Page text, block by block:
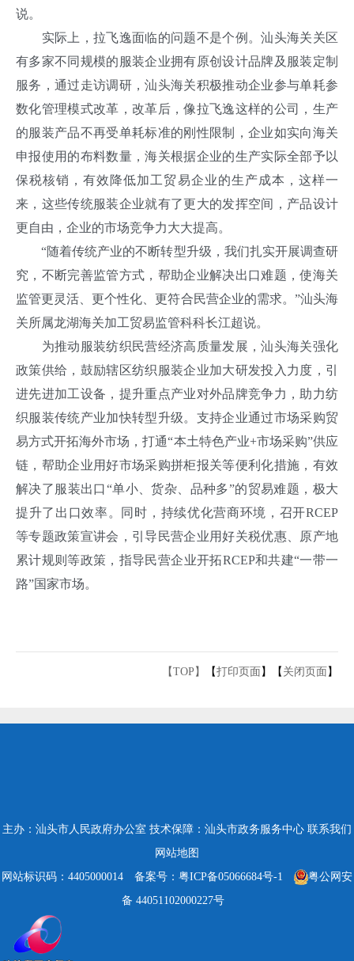
说。
实际上，拉飞逸面临的问题不是个例。汕头海关关区
有多家不同规模的服装企业拥有原创设计品牌及服装定制
服务，通过走访调研，汕头海关积极推动企业参与单耗参
数化管理模式改革，改革后，像拉飞逸这样的公司，生产
的服装产品不再受单耗标准的刚性限制，企业如实向海关
申报使用的布料数量，海关根据企业的生产实际全部予以
保税核销，有效降低加工贸易企业的生产成本，这样一
来，这些传统服装企业就有了更大的发挥空间，产品设计
更自由，企业的市场竞争力大大提高。
“随着传统产业的不断转型升级，我们扎实开展调查研
究，不断完善监管方式，帮助企业解决出口难题，使海关
监管更灵活、更个性化、更符合民营企业的需求。”汕头海
关所属龙湖海关加工贸易监管科科长江超说。
为推动服装纺织民营经济高质量发展，汕头海关强化
政策供给，鼓励辖区纺织服装企业加大研发投入力度，引
进先进加工设备，提升重点产业对外品牌竞争力，助力纺
织服装传统产业加快转型升级。支持企业通过市场采购贸
易方式开拓海外市场，打通“本土特色产业+市场采购”供应
链，帮助企业用好市场采购拼柜报关等便利化措施，有效
解决了服装出口“单小、货杂、品种多”的贸易难题，极大
提升了出口效率。同时，持续优化营商环境，召开RCEP
等专题政策宣讲会，引导民营企业用好关税优惠、原产地
累计规则等政策，指导民营企业开拓RCEP和共建“一带一
路”国家市场。
【TOP】 【打印页面】【 关闭页面】
主办：汕头市人民政府办公室 技术保障：汕头市政务服务中心 联系我们
网站地图
网站标识码：4405000014
备案号：粤ICP备05066684号-1
粤公网安
备 44051102000227号